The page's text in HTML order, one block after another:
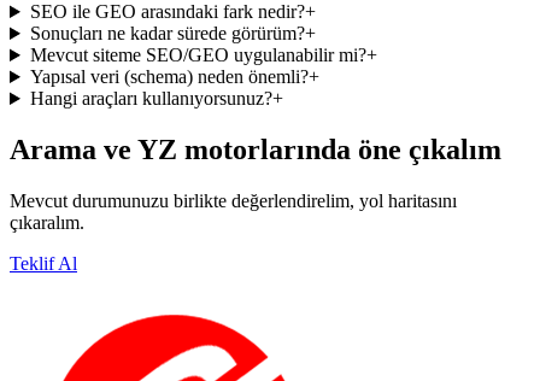
SEO ile GEO arasındaki fark nedir?+
Sonuçları ne kadar sürede görürüm?+
Mevcut siteme SEO/GEO uygulanabilir mi?+
Yapısal veri (schema) neden önemli?+
Hangi araçları kullanıyorsunuz?+
Arama ve YZ motorlarında öne çıkalım
Mevcut durumunuzu birlikte değerlendirelim, yol haritasını
çıkaralım.
Teklif Al